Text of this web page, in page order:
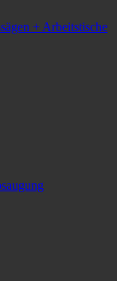
+ Arbeitstische